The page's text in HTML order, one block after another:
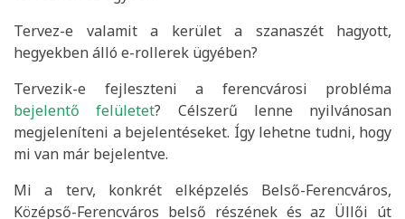
Tervez-e valamit a kerület a szanaszét hagyott,
hegyekben álló e-rollerek ügyében?
Tervezik-e fejleszteni a ferencvárosi probléma
bejelentő felületet? Célszerű lenne nyilvánosan
megjeleníteni a bejelentéseket. Így lehetne tudni, hogy
mi van már bejelentve.
Mi a terv, konkrét elképzelés Belső-Ferencváros,
Középső-Ferencváros belső részének és az Üllői út